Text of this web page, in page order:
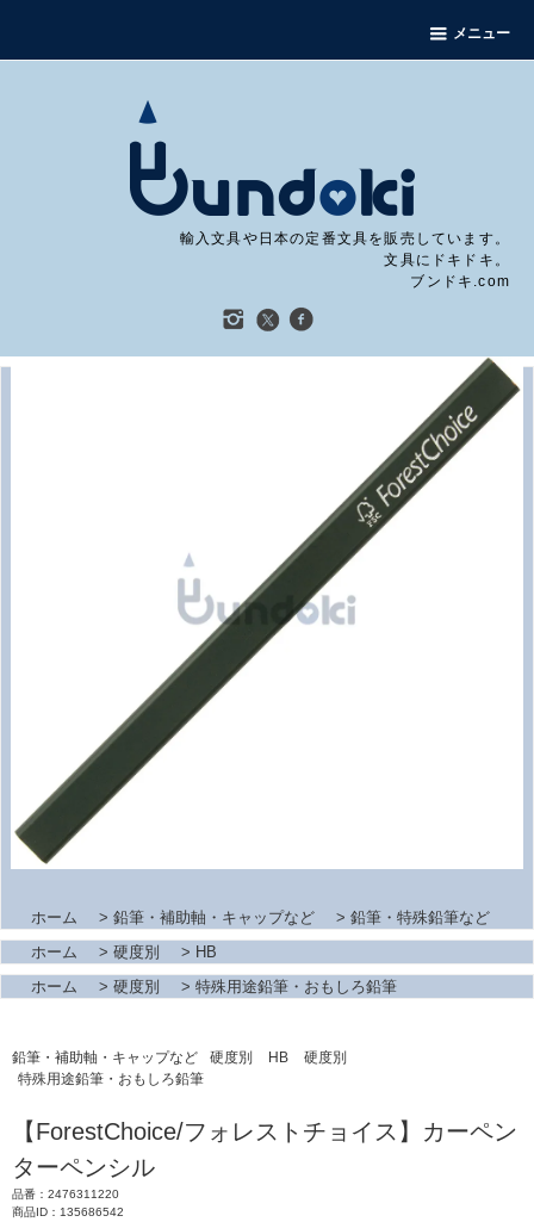
メニュー
輸入文具や日本の定番文具を販売しています。
文具にドキドキ。
ブンドキ.com
ホーム > 鉛筆・補助軸・キャップなど > 鉛筆・特殊鉛筆など
ホーム
> 硬度別 > HB
ホーム
> 硬度別 > 特殊用途鉛筆・おもしろ鉛筆
鉛筆・補助軸・キャップなど 硬度別 HB
硬度別
特殊用途鉛筆・おもしろ鉛筆
【ForestChoice/フォレストチョイス】カーペン
ターペンシル
品番：2476311220
商品ID：135686542